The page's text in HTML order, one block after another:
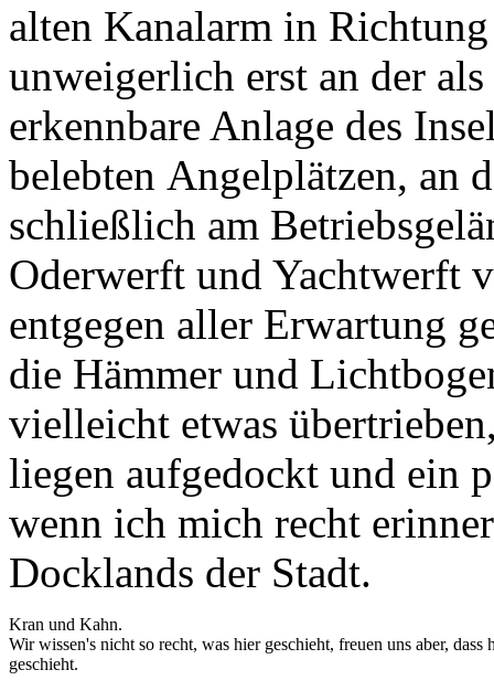
alten Kanalarm in
unweigerlich erst an der
erkennbare Anlage des
belebten Angelplätzen, an
schließlich am
Oderwerft und Yachtwerft
entgegen aller Erwartung
die Hämmer und
vielleicht etwas
liegen aufgedockt und ein
wenn ich mich recht
Docklands der Stadt.
Kran und Kahn.
Wir wissen's nicht so recht, was hier geschieht, freuen uns aber, dass
geschieht.